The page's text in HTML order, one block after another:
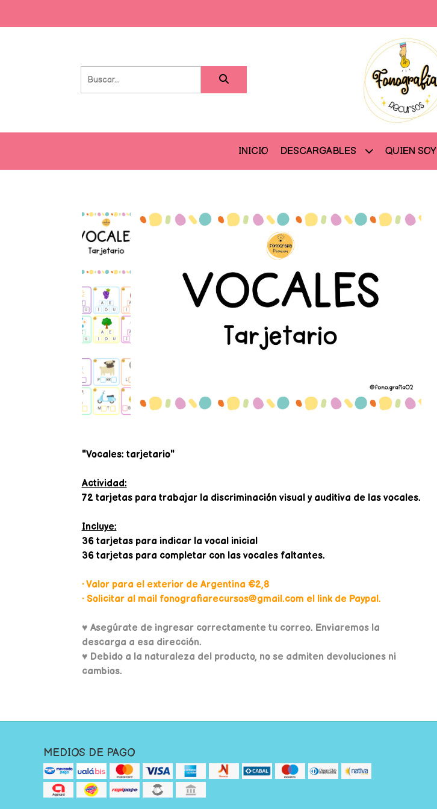
INICIO DESCARGABLES QUIEN SOY
"Vocales: tarjetario"
Actividad:
72 tarjetas para trabajar la discriminación visual y auditiva de las vocales.
Incluye:
36 tarjetas para indicar la vocal inicial
36 tarjetas para completar con las vocales faltantes.
• Valor para el exterior de Argentina €2,8
• Solicitar al mail fonografiarecursos@gmail.com el link de Paypal.
♥ Asegúrate de ingresar correctamente tu correo. Enviaremos la
descarga a esa dirección.
♥ Debido a la naturaleza del producto, no se admiten devoluciones ni
cambios.
MEDIOS DE PAGO